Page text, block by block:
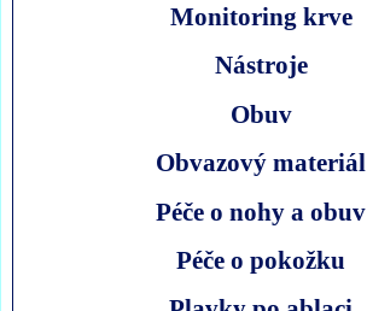
Monitoring krve
Nástroje
Obuv
Obvazový materiál
Péče o nohy a obuv
Péče o pokožku